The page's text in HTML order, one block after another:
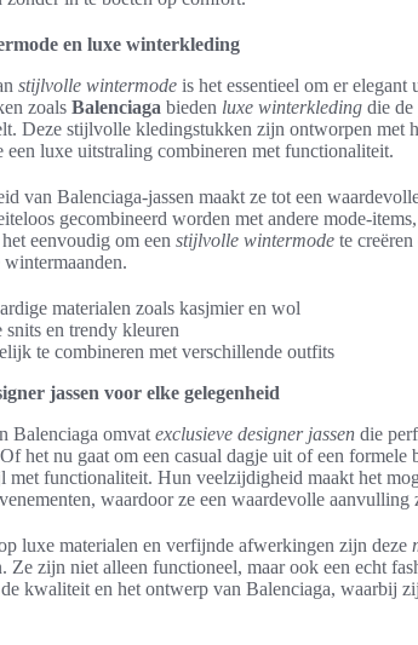
en luxe winterkleding
stijlvolle wintermode is het essentieel om er
zoals Balenciaga bieden luxe winterkleding die de
Deze stijlvolle kledingstukken zijn ontworpen met
een luxe uitstraling combineren met functionaliteit.
van Balenciaga-jassen maakt ze tot een
gecombineerd worden met andere mode-
eenvoudig om een stijlvolle wintermode te
materialen zoals kasjmier en wol
snits en trendy kleuren
te combineren met verschillende outfits
jassen voor elke gelegenheid
Balenciaga omvat exclusieve designer jassen die
het nu gaat om een casual dagje uit of een formele
met functionaliteit. Hun veelzijdigheid maakt het
waardoor ze een waardevolle aanvulling
luxe materialen en verfijnde afwerkingen zijn deze
Ze zijn niet alleen functioneel, maar ook een echt
kwaliteit en het ontwerp van Balenciaga, waarbij